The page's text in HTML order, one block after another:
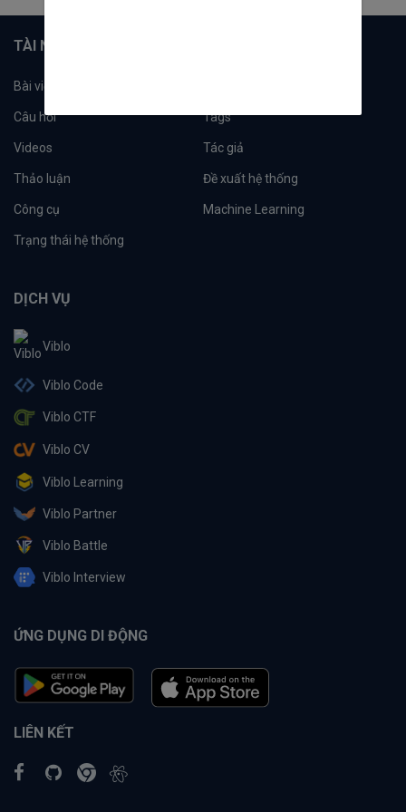
TÀI NGUYÊN
Bài viết
Câu hỏi Tags
Videos Tác giả
Thảo luận Đề xuất hệ thống
Công cụ Machine Learning
Trạng thái hệ thống
DỊCH VỤ
Viblo
Viblo Code
Viblo CTF
Viblo CV
Viblo Learning
Viblo Partner
Viblo Battle
Viblo Interview
ỨNG DỤNG DI ĐỘNG
LIÊN KẾT